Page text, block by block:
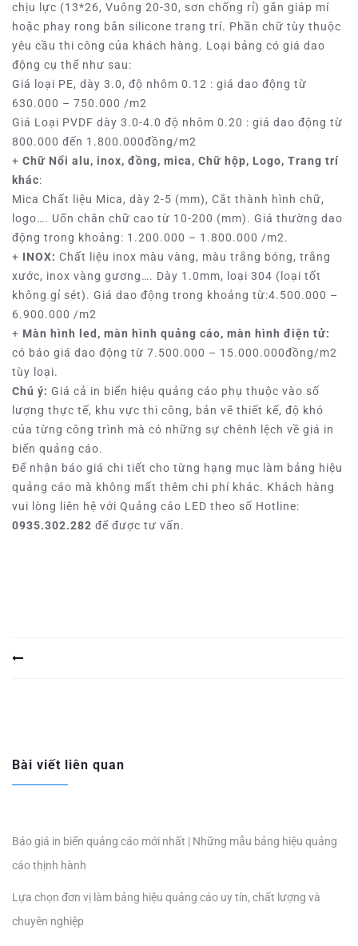
chịu lực (13*26, Vuông 20-30, sơn chống rỉ) gắn giáp mí
hoặc phay rong bắn silicone trang trí. Phần chữ tùy thuộc
yêu cầu thi công của khách hàng. Loại bảng có giá dao
động cụ thể như sau:
Giá loại PE, dày 3.0, độ nhôm 0.12 : giá dao động từ
630.000 – 750.000 /m2
Giá Loại PVDF dày 3.0-4.0 độ nhôm 0.20 : giá dao động từ
800.000 đến 1.800.000đồng/m2
+ Chữ Nổi alu, inox, đồng, mica, Chữ hộp, Logo, Trang trí
khác:
Mica Chất liệu Mica, dày 2-5 (mm), Cắt thành hình chữ,
logo…. Uốn chân chữ cao từ 10-200 (mm). Giá thường dao
động trong khoảng: 1.200.000 – 1.800.000 /m2.
+ INOX: Chất liệu inox màu vàng, màu trắng bóng, trắng
xước, inox vàng gương…. Dày 1.0mm, loại 304 (loại tốt
không gỉ sét). Giá dao động trong khoảng từ:4.500.000 –
6.900.000 /m2
+ Màn hình led, màn hình quảng cáo, màn hình điện tử:
có báo giá dao động từ 7.500.000 – 15.000.000đồng/m2
tùy loại.
Chú ý: Giá cả in biển hiệu quảng cáo phụ thuộc vào số
lượng thực tế, khu vực thi công, bản vẽ thiết kế, độ khó
của từng công trình mà có những sự chênh lệch về giá in
biển quảng cáo.
Để nhận báo giá chi tiết cho từng hạng mục làm bảng hiệu
quảng cáo mà không mất thêm chi phí khác. Khách hàng
vui lòng liên hệ với Quảng cáo LED theo số Hotline:
0935.302.282 để được tư vấn.
Bài viết liên quan
Báo giá in biển quảng cáo mới nhất | Những mẫu bảng hiệu quảng
cáo thịnh hành
Lựa chọn đơn vị làm bảng hiệu quảng cáo uy tín, chất lượng và
chuyên nghiệp